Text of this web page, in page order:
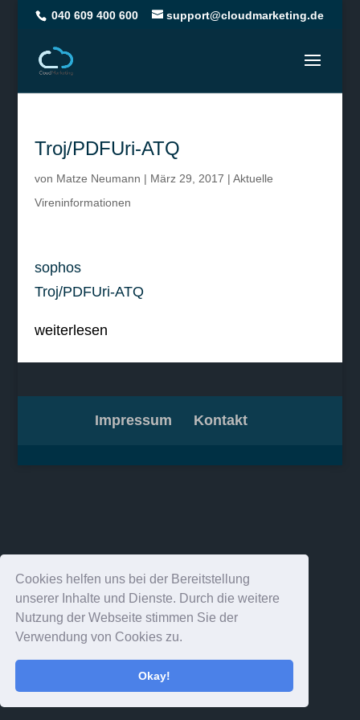
Cookies helfen uns bei der Bereitstellung
unserer Inhalte und Dienste. Durch die weitere
Nutzung der Webseite stimmen Sie der
Verwendung von Cookies zu.
Okay!
040 609 400 600 support@cloudmarketing.de
Troj/PDFUri-ATQ
von Matze Neumann | März 29, 2017 | Aktuelle
Vireninformationen
sophos
Troj/PDFUri-ATQ
weiterlesen
Impressum Kontakt